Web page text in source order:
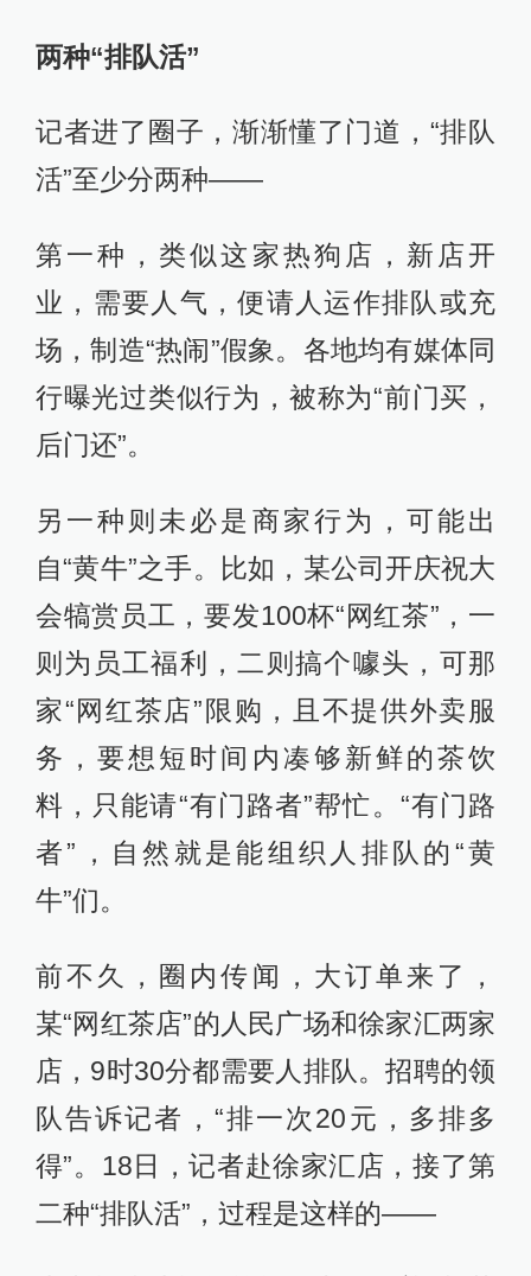
两种“排队活”
记者进了圈子，渐渐懂了门道，“排队
活”至少分两种——
第一种，类似这家热狗店，新店开
业，需要人气，便请人运作排队或充
场，制造“热闹”假象。各地均有媒体同
行曝光过类似行为，被称为“前门买，
后门还”。
另一种则未必是商家行为，可能出
自“黄牛”之手。比如，某公司开庆祝大
会犒赏员工，要发100杯“网红茶”，一
则为员工福利，二则搞个噱头，可那
家“网红茶店”限购，且不提供外卖服
务，要想短时间内凑够新鲜的茶饮
料，只能请“有门路者”帮忙。“有门路
者”，自然就是能组织人排队的“黄
牛”们。
前不久，圈内传闻，大订单来了，
某“网红茶店”的人民广场和徐家汇两家
店，9时30分都需要人排队。招聘的领
队告诉记者，“排一次20元，多排多
得”。18日，记者赴徐家汇店，接了第
二种“排队活”，过程是这样的——